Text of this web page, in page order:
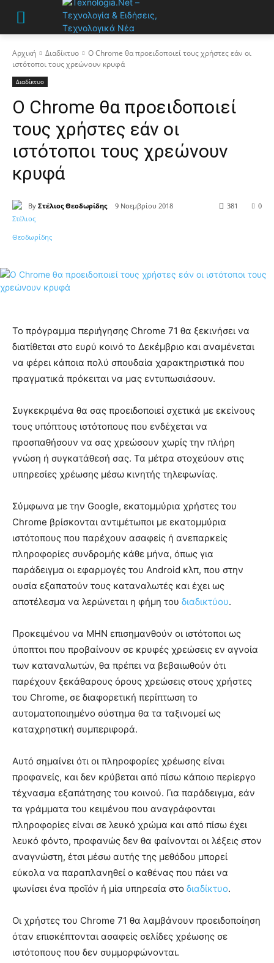
Αρχική Διαδίκτυο
Ο Chrome θα προειδοποιεί τους χρήστες εάν οι
ιστότοποι τους χρεώνουν κρυφά
Διαδίκτυο
Ο Chrome θα προειδοποιεί
τους χρήστες εάν οι
ιστότοποι τους χρεώνουν
κρυφά
By Στέλιος Θεοδωρίδης 9 Νοεμβρίου 2018 0
381
Το πρόγραμμα περιήγησης Chrome 71 θα ξεκινήσει να
διατίθεται στο ευρύ κοινό το Δεκέμβριο και αναμένεται
να φέρει κάποια πολύ σπουδαία χαρακτηριστικά που
πραγματικά πρόκειται να μας εντυπωσιάσουν.
Συγκεκριμένα θα σας προειδοποιεί σχετικά με εκείνους
τους υπόπτους ιστότοπους που ενδέχεται να
προσπαθήσουν να σας χρεώσουν χωρίς την πλήρη
γνώση ή συγκατάθεσή σας. Τα μέτρα στοχεύουν στις
υπηρεσίες χρέωσης μέσω κινητής τηλεφωνίας.
Σύμφωνα με την Google, εκατομμύρια χρήστες του
Chrome βρίσκονται αντιμέτωποι με εκατομμύρια
ιστότοπους που παρέχουν ασαφείς ή ανεπαρκείς
πληροφορίες συνδρομής κάθε μήνα, όπως για
παράδειγμα οι εφαρμογές του Android κλπ, που στην
ουσία εξαπατούν τους καταναλωτές και έχει ως
αποτέλεσμα να λερώνεται η φήμη του διαδικτύου.
Προκειμένου να ΜΗΝ επισημανθούν οι ιστότοποι ως
ύποπτοι που προβαίνουν σε κρυφές χρεώσεις εν αγνοία
των καταναλωτών, θα πρέπει να βεβαιωθούν ότι
παρέχουν ξεκάθαρους όρους χρεώσεις στους χρήστες
του Chrome, σε διαφορετική περίπτωση το
αυτοματοποιημένο σύστημα θα τα ταξινομεί ως
καταχρηστική συμπεριφορά.
Αυτό σημαίνει ότι οι πληροφορίες χρέωσης είναι
προφανείς, και δεν κρύβεται από πίσω κάποιο περίεργο
τέχνασμα εξαπάτησης του κοινού. Για παράδειγμα, εάν
τα γράμματα του κειμένου που αναγράφονται
πληροφορίες είναι σε λευκό χρώμα και από πίσω έχει
λευκό φόντο, προφανώς δεν θα φαίνονται οι λέξεις στον
αναγνώστη, έτσι μέσω αυτής της μεθόδου μπορεί
εύκολα να παραπλανηθεί ο καθένας που πάει να
ψωνίσει ένα προϊόν ή μία υπηρεσία στο διαδίκτυο.
Οι χρήστες του Chrome 71 θα λαμβάνουν προειδοποίηση
όταν επισκέπτονται ασαφείς σελίδες χρέωσης σε
ιστότοπους που δεν συμμορφώνονται.